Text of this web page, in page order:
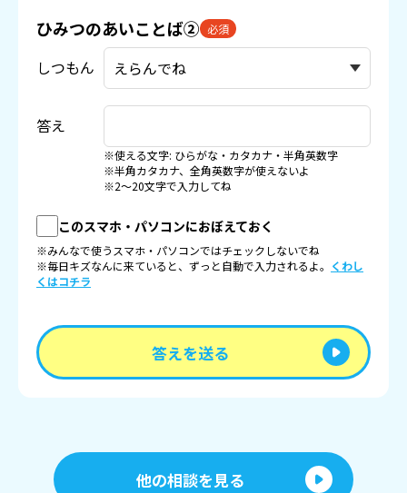
ひみつのあいことば② 必須
しつもん
答え
※使える文字: ひらがな・カタカナ・半角英数字
※半角カタカナ、全角英数字が使えないよ
※2〜20文字で入力してね
このスマホ・パソコンにおぼえておく
※みんなで使うスマホ・パソコンではチェックしないでね
※毎日キズなんに来ていると、ずっと自動で入力されるよ。 くわし
くはコチラ
答えを送る
他の相談を見る